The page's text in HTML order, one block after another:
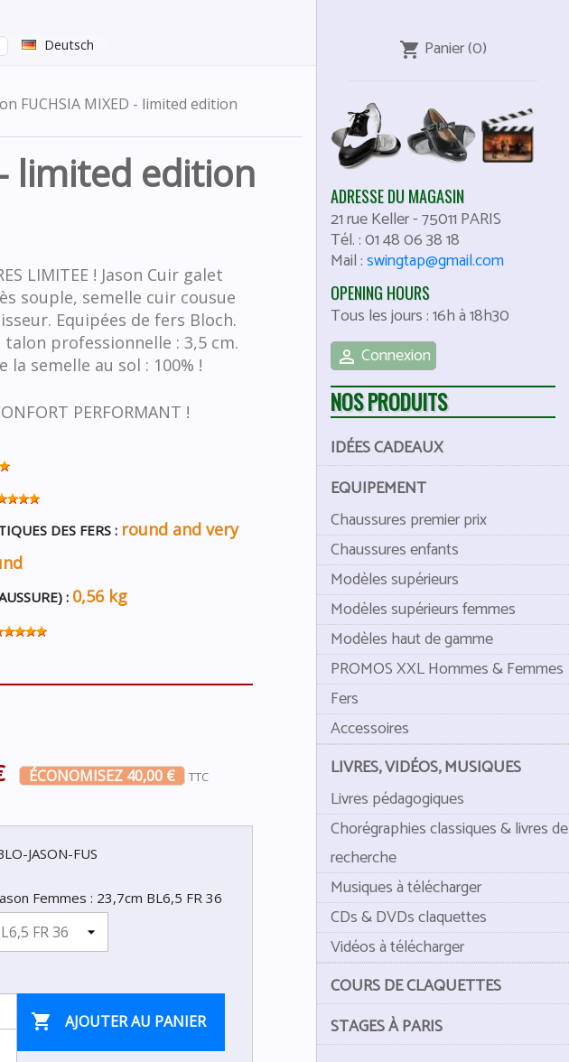
Deutsch
FUCHSIA MIXED - limited edition
- limited edition
LIMITEE ! Jason Cuir galet
souple, semelle cuir cousue
Equipées de fers Bloch.
talon professionnelle : 3,5 cm.
la semelle au sol : 100% !
PERFORMANT !
DES FERS : round and very
: 0,56 kg
ÉCONOMISEZ 40,00 € TTC
JASON-FUS
Femmes : 23,7cm BL6,5 FR 36
 AJOUTER AU PANIER
shopping_cart Panier(0)
ADRESSE DU MAGASIN
21 rue Keller-75011 PARIS
Tél. :01 48 06 38 18
Mail :swingtap@gmail.com
OPENING HOURS
Tous les jours : 16h à 18h30
 Connexion
NOS PRODUITS
IDÉES CADEAUX
EQUIPEMENT
Chaussures premier prix
Chaussures enfants
Modèles supérieurs
Modèles supérieurs femmes
Modèles haut de gamme
PROMOS XXL Hommes & Femmes
Fers
Accessoires
LIVRES, VIDÉOS, MUSIQUES
Livres pédagogiques
Chorégraphies classiques & livres de
recherche
Musiques à télécharger
CDs & DVDs claquettes
Vidéos à télécharger
COURS DE CLAQUETTES
STAGES À PARIS